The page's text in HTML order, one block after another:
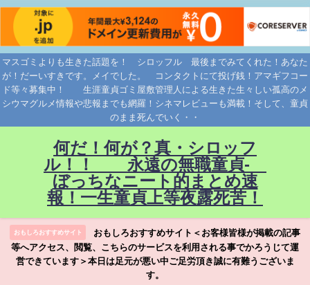
マスゴミよりも生きた話題を！ シロッフル 最後までみてくれた！あなた
が！だーいすきです。メイでした。 コンタクトにて投げ銭！アマギフコー
ド等々募集中！ 生涯童貞ゴミ屋敷管理人による生きた生々しい孤高のメ
シウマグルメ情報や悲報までも網羅！シネマレビューも満載！そして、童貞
のまま死んでいく・・
何だ！何が？真・シロッフ
ル！！ 永遠の無職童貞-
ぼっちなニート的まとめ速
報！一生童貞上等夜露死苦！
おもしろおすすめサイト
おもしろおすすめサイト＜お客様皆様が掲載の記事
等へアクセス、閲覧、こちらのサービスを利用される事でかろうじて運
営できています＞本日は足元が悪い中ご足労頂き誠に有難うございま
す。